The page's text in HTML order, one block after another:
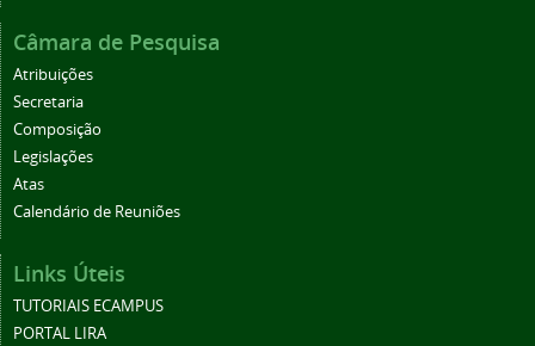
Câmara de Pesquisa
Atribuições
Secretaria
Composição
Legislações
Atas
Calendário de Reuniões
Links Úteis
TUTORIAIS ECAMPUS
PORTAL LIRA